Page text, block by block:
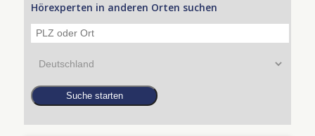
Hörexperten in anderen Orten suchen